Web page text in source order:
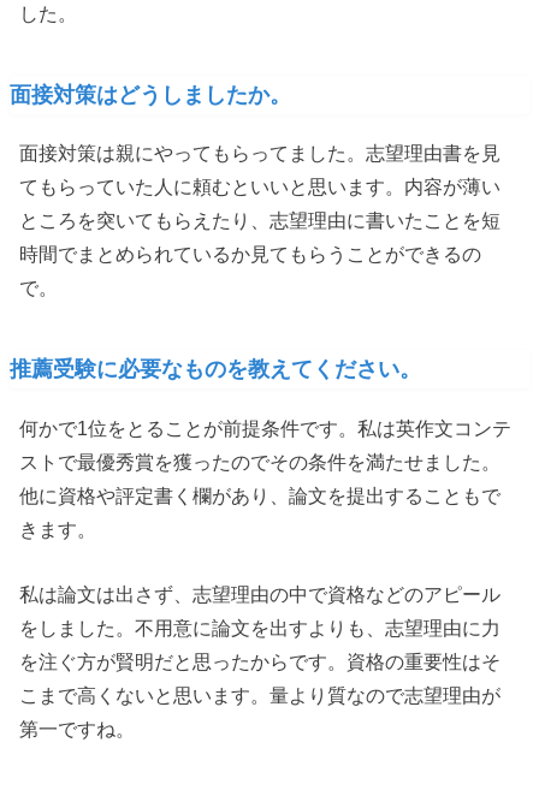
した。
面接対策はどうしましたか。
面接対策は親にやってもらってました。志望理由書を見
てもらっていた人に頼むといいと思います。内容が薄い
ところを突いてもらえたり、志望理由に書いたことを短
時間でまとめられているか見てもらうことができるの
で。
推薦受験に必要なものを教えてください。
何かで1位をとることが前提条件です。私は英作文コンテ
ストで最優秀賞を獲ったのでその条件を満たせました。
他に資格や評定書く欄があり、論文を提出することもで
きます。
私は論文は出さず、志望理由の中で資格などのアピール
をしました。不用意に論文を出すよりも、志望理由に力
を注ぐ方が賢明だと思ったからです。資格の重要性はそ
こまで高くないと思います。量より質なので志望理由が
第一ですね。